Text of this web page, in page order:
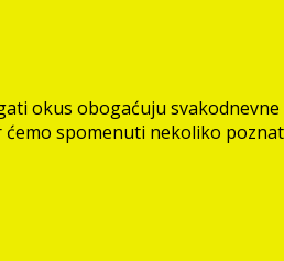
okus obogaćuju
spomenuti nekoliko